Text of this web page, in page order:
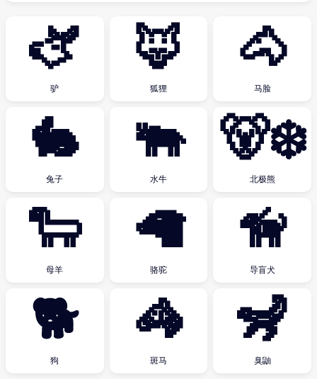
🫏
驴
🦊
狐狸
🐴
马脸
🐇
兔子
🐃
水牛
🐻‍❄️
北极熊
🐑
母羊
🦙
骆驼
🦮
导盲犬
🐕
狗
🦓
斑马
🦨
臭鼬